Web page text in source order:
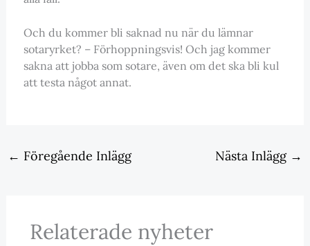
Och du kommer bli saknad nu när du lämnar
sotaryrket? – Förhoppningsvis! Och jag kommer
sakna att jobba som sotare, även om det ska bli kul
att testa något annat.
← Föregående Inlägg Nästa Inlägg →
Relaterade nyheter